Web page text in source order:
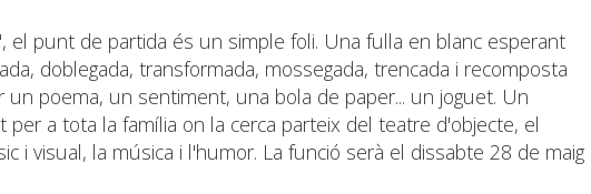
el punt de partida és un simple foli. Una fulla en blanc esperant
doblegada, transformada, mossegada, trencada i recomposta
un poema, un sentiment, una bola de paper... un joguet. Un
per a tota la família on la cerca parteix del teatre d'objecte, el
i visual, la música i l'humor. La funció serà el dissabte 28 de maig